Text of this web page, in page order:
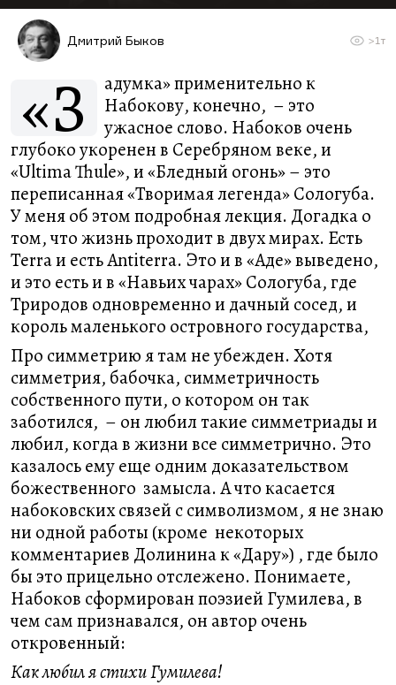
Дмитрий Быков >1т
«З
адумка» применительно к
Набокову, конечно, – это
ужасное слово. Набоков очень
глубоко укоренен в Серебряном веке, и
«Ultima Thule», и «Бледный огонь» – это
переписанная «Творимая легенда» Сологуба.
У меня об этом подробная лекция. Догадка о
том, что жизнь проходит в двух мирах. Есть
Terra и есть Antiterra. Это и в «Аде» выведено,
и это есть и в «Навьих чарах» Сологуба, где
Триродов одновременно и дачный сосед, и
король маленького островного государства,
Про симметрию я там не убежден. Хотя
симметрия, бабочка, симметричность
собственного пути, о котором он так
заботился, – он любил такие симметриады и
любил, когда в жизни все симметрично. Это
казалось ему еще одним доказательством
божественного замысла. А что касается
набоковских связей с символизмом, я не знаю
ни одной работы (кроме некоторых
комментариев Долинина к «Дару») , где было
бы это прицельно отслежено. Понимаете,
Набоков сформирован поэзией Гумилева, в
чем сам признавался, он автор очень
откровенный:
Как любил я стихи Гумилева!